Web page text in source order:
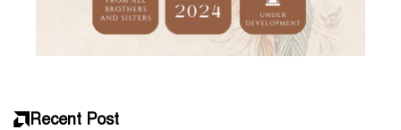
Recent Post